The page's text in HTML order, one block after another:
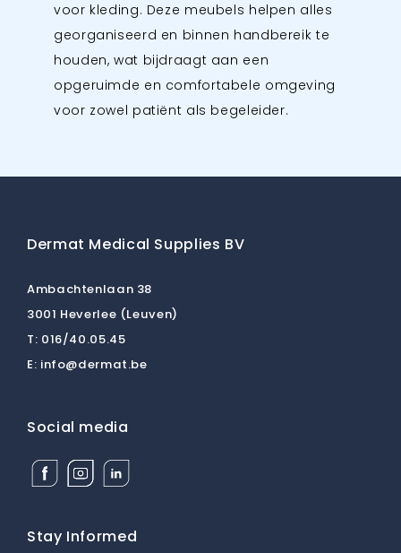
voor kleding. Deze meubels helpen alles
georganiseerd en binnen handbereik te
houden, wat bijdraagt aan een
opgeruimde en comfortabele omgeving
voor zowel patiënt als begeleider.
Dermat Medical Supplies BV
Ambachtenlaan 38
3001 Heverlee (Leuven)
T: 016/40.05.45
E: info@dermat.be
Social media
Facebook
Dermat
BV
Instagram
Dermat
BV
Linkedin
Dermat
BV
Stay Informed